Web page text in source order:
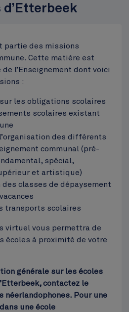
d’Etterbeek
partie des missions
Cette matière est
l’Enseignement dont voici
:
sur les obligations scolaires
scolaires existant
des différents
communal (pré-
spécial,
et artistique)
des classes de dépaysement
transports scolaires
virtuel vous permettra de
écoles à proximité de votre
générale sur les écoles
contactez le
néerlandophones. Pour une
une école